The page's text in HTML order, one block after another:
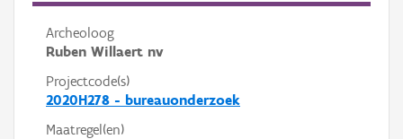
Archeoloog
Ruben Willaert nv
Projectcode(s)
2020H278 - bureauonderzoek
Maatregel(en)